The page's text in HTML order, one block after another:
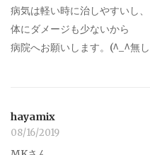
病気は軽い時に治しやすいし、
体にダメージも少ないから
病院へお願いします。(^_^無
hayamix
08/16/2019